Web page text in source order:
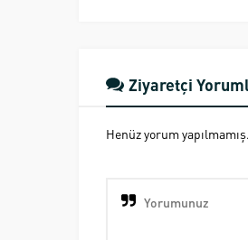
Ziyaretçi
Henüz yorum